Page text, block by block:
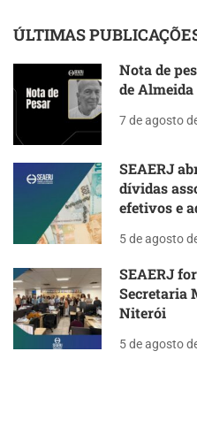
ÚLTIMAS
Nota de
de Almeida
7 de agosto
SEAERJ
dívidas
efetivos e
5 de agosto
SEAERJ
Secretaria
Niterói
5 de agosto